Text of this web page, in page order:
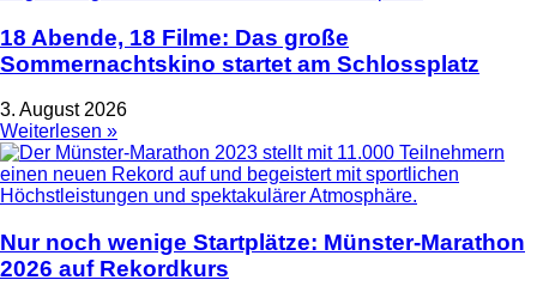
18 Abende, 18 Filme: Das große
Sommernachtskino startet am Schlossplatz
3. August 2026
Weiterlesen »
Nur noch wenige Startplätze: Münster-Marathon
2026 auf Rekordkurs